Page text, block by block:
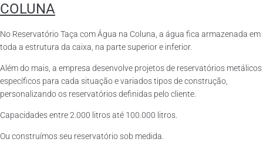
COLUNA
No Reservatório Taça com Água na Coluna, a água fica armazenada em
toda a estrutura da caixa, na parte superior e inferior.
Além do mais, a empresa desenvolve projetos de reservatórios metálicos
específicos para cada situação e variados tipos de construção,
personalizando os reservatórios definidas pelo cliente.
Capacidades entre 2.000 litros até 100.000 litros.
Ou construímos seu reservatório sob medida.